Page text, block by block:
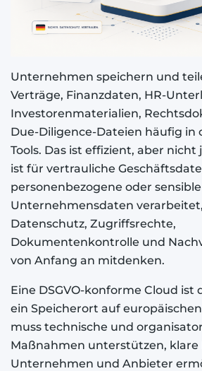
Unternehmen speichern und
Verträge, Finanzdaten, HR-
Investorenmaterialien,
Due-Diligence-Dateien häufig in
Tools. Das ist effizient, aber
ist für vertrauliche
personenbezogene oder sensible
Unternehmensdaten
Datenschutz, Zugriffsrechte,
Dokumentenkontrolle und
von Anfang an mitdenken.
Eine DSGVO-konforme Cloud ist
ein Speicherort auf europäischen
muss technische und
Maßnahmen unterstützen, klare
Unternehmen und Anbieter